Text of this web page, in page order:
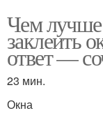
Чем лучше
заклеить
ответ —
23 мин.
Окна